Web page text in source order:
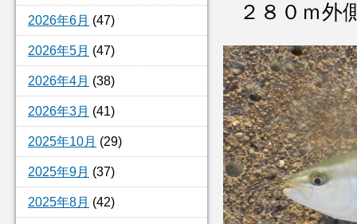
2026年6月 (47)
2026年5月 (47)
2026年4月 (38)
2026年3月 (41)
2025年10月 (29)
2025年9月 (37)
2025年8月 (42)
２８０ｍ